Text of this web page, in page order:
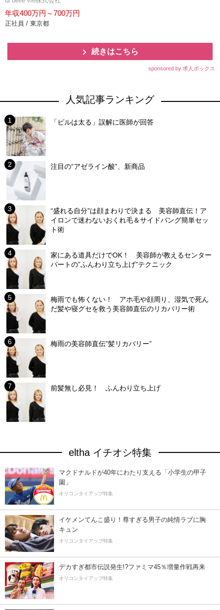
年収400万円～700万円
正社員 / 東京都
続きはこちら
sponsored by 求人ボックス
人気記事ランキング
「ピルは太る」誤解に医師が回答
注目の“アゼライン酸”、新商品
“盛れる自分”は顔まわりで決まる 美容師直伝！ア
イロンで迷わないおくれ毛＆サイドバング簡単セッ
ト術
家にある道具だけでOK！ 美容師が教えるセンター
パートの”ふんわり立ち上げ”テクニック
梅雨でも怖くない！ アホ毛や顔周り、湿気で死ん
だ髪や寝グセを救う美容師直伝のリカバリー術
梅雨の美容師直伝”髪リカバリー”
前髪無し必見！ ふんわり立ち上げ
eltha イチオシ特集
マクドナルドが40年にわたり支える「小学生の甲子
園」
オリコンタイアップ特集
イケメンてんこ盛り！尊すぎる男子の純情ラブに胸
キュン
オリコンタイアップ特集
デカすぎ都市伝説発生!?ファミマ45％増量作戦再来
オリコンタイアップ特集